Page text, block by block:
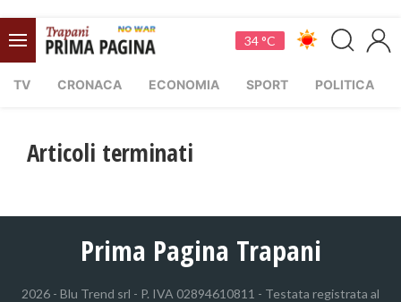
34 °C
TV CRONACA ECONOMIA SPORT POLITICA
Articoli terminati
Prima Pagina Trapani
2026 - Blu Trend srl - P. IVA 02894610811 - Testata registrata al